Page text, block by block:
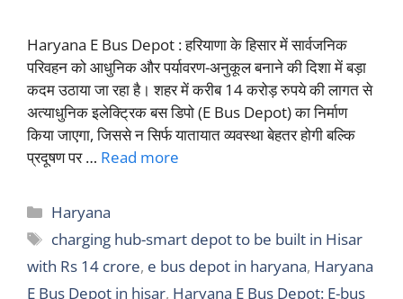
Haryana E Bus Depot : हरियाणा के हिसार में सार्वजनिक
परिवहन को आधुनिक और पर्यावरण-अनुकूल बनाने की दिशा में बड़ा
कदम उठाया जा रहा है। शहर में करीब 14 करोड़ रुपये की लागत से
अत्याधुनिक इलेक्ट्रिक बस डिपो (E Bus Depot) का निर्माण
किया जाएगा, जिससे न सिर्फ यातायात व्यवस्था बेहतर होगी बल्कि
प्रदूषण पर … Read more
Categories
Haryana
Tags
charging hub-smart depot to be built in Hisar
with Rs 14 crore, e bus depot in haryana, Haryana
E Bus Depot in hisar, Haryana E Bus Depot: E-bus